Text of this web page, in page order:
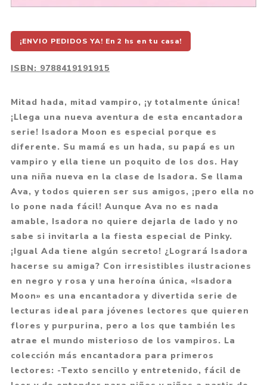
¡ENVIO PEDIDOS YA! En 2 hs en tu casa!
ISBN: 9788419191915
Mitad hada, mitad vampiro, ¡y totalmente única!
¡Llega una nueva aventura de esta encantadora
serie! Isadora Moon es especial porque es
diferente. Su mamá es un hada, su papá es un
vampiro y ella tiene un poquito de los dos. Hay
una niña nueva en la clase de Isadora. Se llama
Ava, y todos quieren ser sus amigos, ¡pero ella no
lo pone nada fácil! Aunque Ava no es nada
amable, Isadora no quiere dejarla de lado y no
sabe si invitarla a la fiesta especial de Pinky.
¡Igual Ada tiene algún secreto! ¿Logrará Isadora
hacerse su amiga? Con irresistibles ilustraciones
en negro y rosa y una heroína única, «Isadora
Moon» es una encantadora y divertida serie de
lecturas ideal para jóvenes lectores que quieren
flores y purpurina, pero a los que también les
atrae el mundo misterioso de los vampiros. La
colección más encantadora para primeros
lectores: -Texto sencillo y entretenido, fácil de